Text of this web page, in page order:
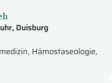
Duisburg
Hämostaseologie,